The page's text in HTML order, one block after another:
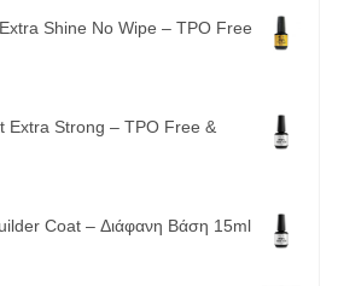
Shine No Wipe – TPO Free
Extra Strong – TPO Free &
Coat – Διάφανη Βάση 15ml